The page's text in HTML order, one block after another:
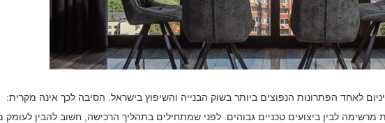
לאחד הפתרונות הנפוצים ביותר בשוק הבנייה והשיפוץ בישראל. הסיבה לכך אינה מקרית:
מרשימה לבין ביצועים טכניים גבוהים. לפני שמתחילים בתהליך הרכישה, חשוב להבין לעומק